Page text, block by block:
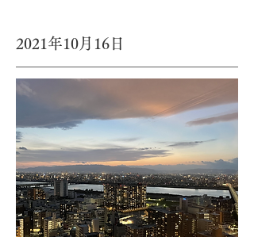
2021年10月16日